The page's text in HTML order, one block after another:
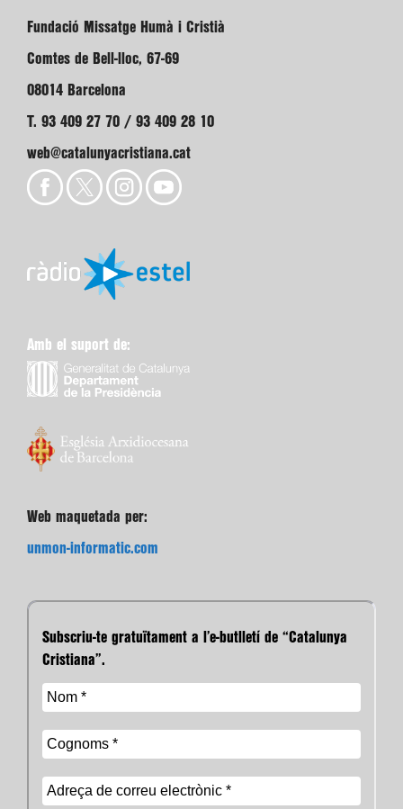
Fundació Missatge Humà i Cristià
Comtes de Bell-lloc, 67-69
08014 Barcelona
T. 93 409 27 70 / 93 409 28 10
web@catalunyacristiana.cat
Amb el suport de:
Web maquetada per:
unmon-informatic.com
Subscriu-te gratuïtament a l’e-butlletí de “Catalunya
Cristiana”.